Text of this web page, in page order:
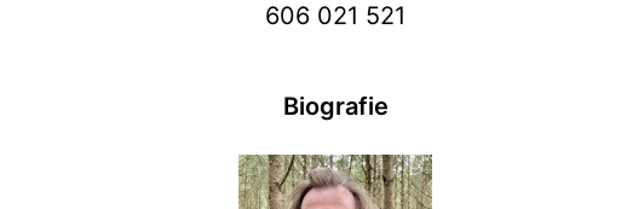
606 021 521
Biografie